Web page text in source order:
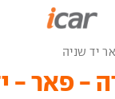
יד שניה
- פאר -